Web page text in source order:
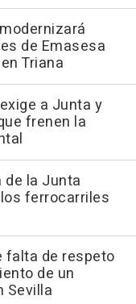
de Emasesa
Triana
a Junta y
frenen la
de la Junta
ferrocarriles
falta de respeto
de un
Sevilla